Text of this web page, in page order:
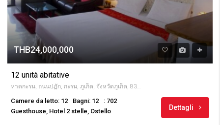
THB24,000,000
12 unità abitative
Camere da letto: 12 Bagni: 12
: 702
Guesthouse, Hotel 2 stelle, Ostello
Dettagli